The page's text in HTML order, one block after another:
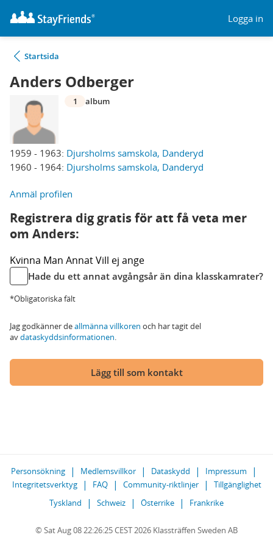
Logga in
Startsida
Anders Odberger
1959 - 1963: Djursholms samskola, Danderyd
1960 - 1964: Djursholms samskola, Danderyd
1 album
Anmäl profilen
Registrera dig gratis för att få veta mer
om Anders:
Kvinna Man AnnatVill ej ange
Hade du ett annat avgångsår än dina klasskamrater?
*Obligatoriska fält
Jag godkänner deallmänna villkoren och har tagit del
avdataskyddsinformationen.
Lägg till som kontakt
Personsökning Medlemsvillkor Dataskydd
Impressum
Integritetsverktyg
FAQ Community-riktlinjer
Tillgänglighet
Tyskland
Schweiz Österrike Frankrike
© Sat Aug 08 22:26:25 CEST 2026 Klassträffen Sweden AB